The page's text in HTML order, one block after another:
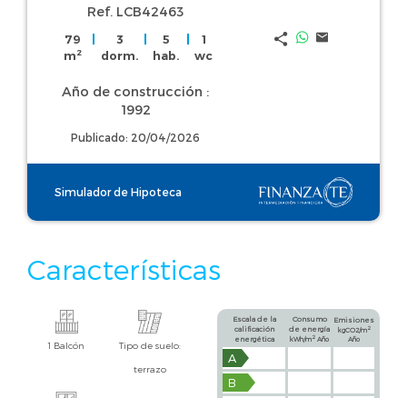
Ref. LCB42463
79
m2
3
dorm.
5
hab.
1
wc
Año de construcción :
1992
Publicado: 20/04/2026
Simulador de Hipoteca
Características
1 Balcón Tipo de suelo:
terrazo
Escala de la
calificación
energética
Consumo
de energía
kWh/m2 Año
Emisiones
kgCO2/m 2
Año
A
B